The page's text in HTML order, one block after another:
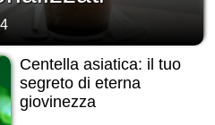
Centella asiatica: il tuo
segreto di eterna
giovinezza